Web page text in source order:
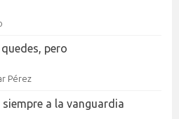
pero
Pérez
a la vanguardia